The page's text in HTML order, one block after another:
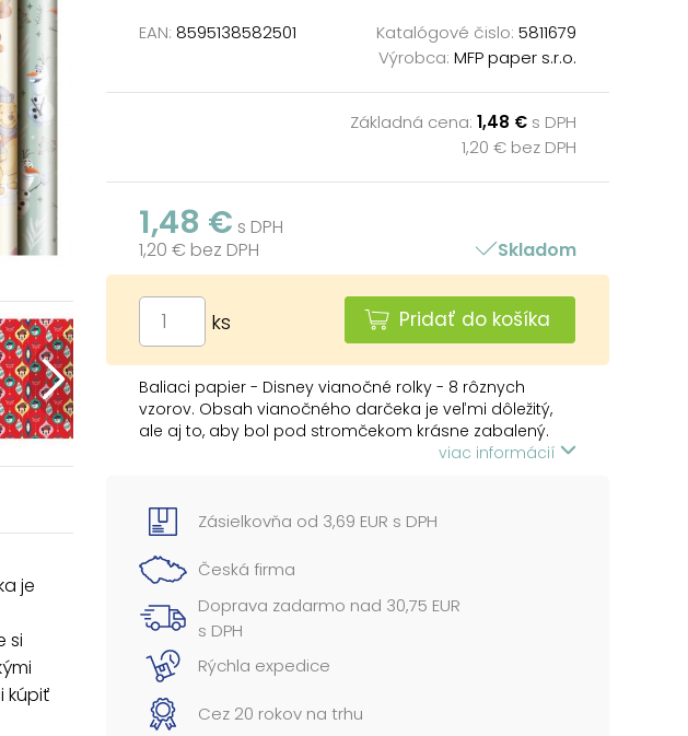
EAN: 8595138582501 Katalógové čislo: 5811679
Výrobca: MFP paper s.r.o.
Základná cena: 1,48 € s DPH
1,20 € bez DPH
1,48 € s DPH
1,20 € bez DPH
Skladom
ks Pridať do košíka
Baliaci papier - Disney vianočné rolky - 8 rôznych
vzorov. Obsah vianočného darčeka je veľmi dôležitý,
ale aj to, aby bol pod stromčekom krásne zabalený.
Zaobstarajte si baliaci papier na vianočné darčeky s
Gramáž: 55 g
Balenie: 60 ks
Rozmer rolky: 1000 x 700 mm
Vzor: Disneyho rozprávkové motívy
Všetkých 60 ks je zabalených v kartónovej krabici.
Dodávame v mixe podľa skladových zásob.
Cena je za 1 ks....
viac informácií
je
si
kúpiť
Zásielkovňa od 3,69 EUR s DPH
Česká firma
Doprava zadarmo nad 30,75 EUR
s DPH
Rýchla expedice
Cez 20 rokov na trhu